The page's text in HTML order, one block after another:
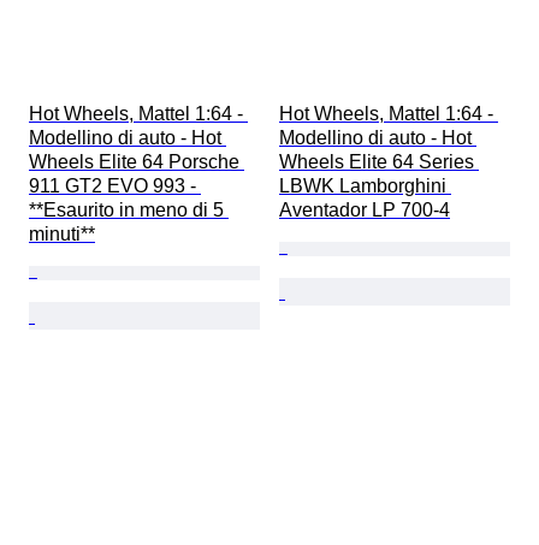
Hot Wheels, Mattel 1:64 -
Modellino di auto - Hot
Wheels Elite 64 Porsche
911 GT2 EVO 993 -
**Esaurito in meno di 5
minuti**
Hot Wheels, Mattel 1:64 -
Modellino di auto - Hot
Wheels Elite 64 Series
LBWK Lamborghini
Aventador LP 700-4